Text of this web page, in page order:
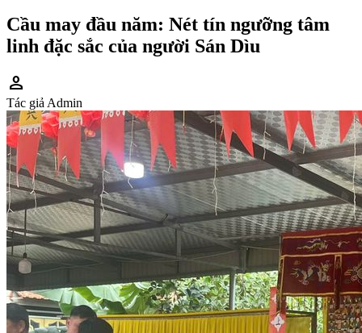
Cầu may đầu năm: Nét tín ngưỡng tâm
linh đặc sắc của người Sán Dìu
person
Tác giả Admin